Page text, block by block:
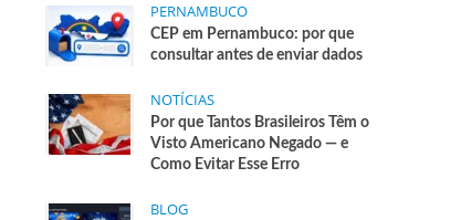
PERNAMBUCO
CEP em Pernambuco: por que
consultar antes de enviar dados
NOTÍCIAS
Por que Tantos Brasileiros Têm o
Visto Americano Negado — e
Como Evitar Esse Erro
BLOG